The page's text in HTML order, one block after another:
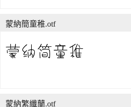
蒙納簡童稚.otf
蒙納繁纖蘭.otf